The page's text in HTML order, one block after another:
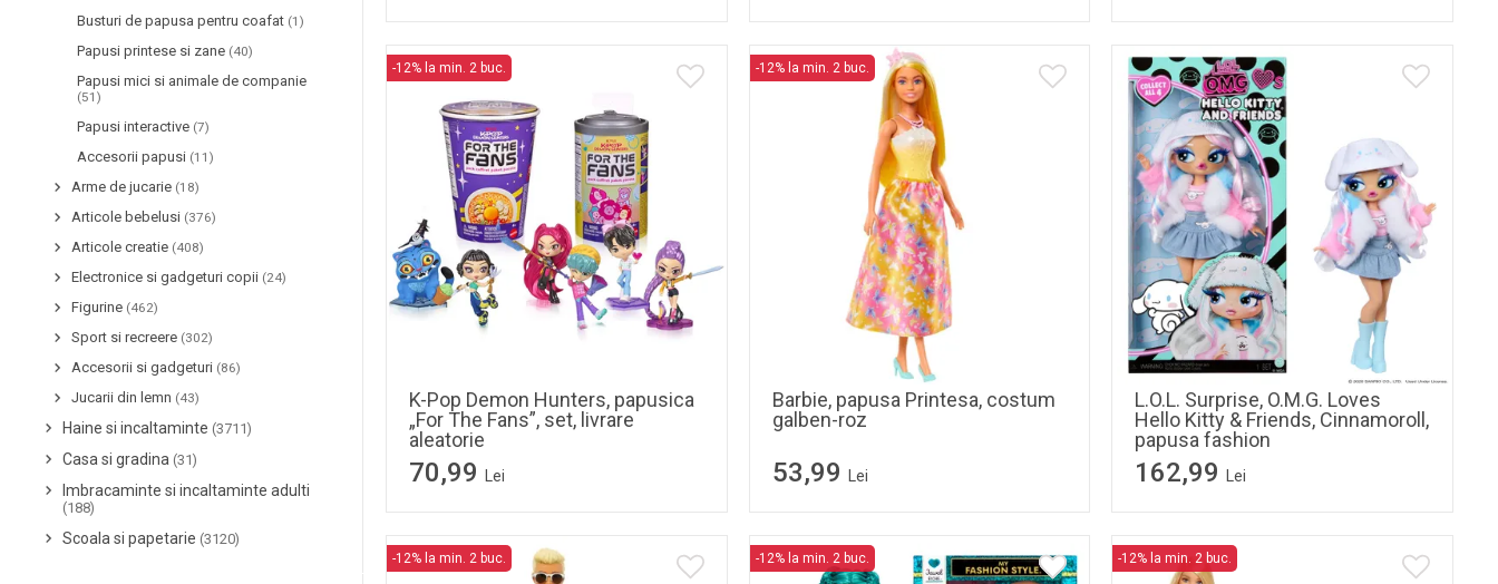
Busturi de papusa pentru coafat (1)
Papusi printese si zane (40)
Papusi mici si animale de companie
(51)
Papusi interactive (7)
Accesorii papusi (11)
Arme de jucarie (18)
Articole bebelusi (376)
Articole creatie (408)
Electronice si gadgeturi copii (24)
Figurine (462)
Sport si recreere (302)
Accesorii si gadgeturi (86)
Jucarii din lemn (43)
Haine si incaltaminte (3711)
Casa si gradina (31)
Imbracaminte si incaltaminte adulti
(188)
Scoala si papetarie (3120)
-12% la min. 2 buc.
K-Pop Demon Hunters, papusica
„For The Fans”, set, livrare
aleatorie
70,99 Lei
-12% la min. 2 buc.
Barbie, papusa Printesa, costum
galben-roz
53,99 Lei
L.O.L. Surprise, O.M.G. Loves
Hello Kitty & Friends, Cinnamoroll,
papusa fashion
162,99 Lei
-12% la min. 2 buc. -12% la min. 2 buc. -12% la min. 2 buc.